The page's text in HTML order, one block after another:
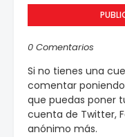
0 Comentarios
Si no tienes una
comentar
que puedas poner
cuenta de Twitter,
anónimo más.